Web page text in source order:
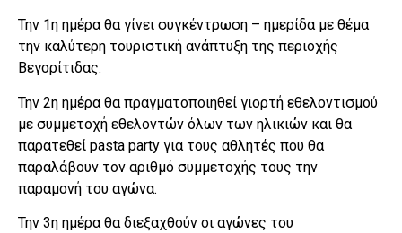
Την 1η ημέρα θα γίνει συγκέντρωση – ημερίδα με θέμα
την καλύτερη τουριστική ανάπτυξη της περιοχής
Βεγορίτιδας.
Την 2η ημέρα θα πραγματοποιηθεί γιορτή εθελοντισμού
με συμμετοχή εθελοντών όλων των ηλικιών και θα
παρατεθεί pasta party για τους αθλητές που θα
παραλάβουν τον αριθμό συμμετοχής τους την
παραμονή του αγώνα.
Την 3η ημέρα θα διεξαχθούν οι αγώνες του